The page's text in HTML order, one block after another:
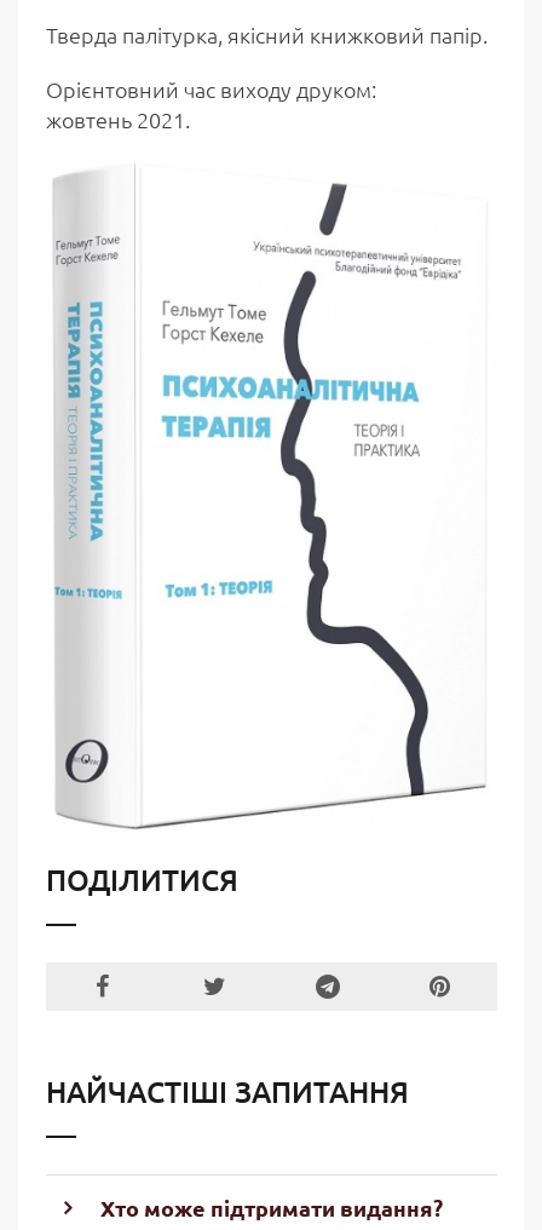
Тверда палітурка, якісний книжковий папір.
Орієнтовний час виходу друком:
жовтень 2021.
ПОДІЛИТИСЯ
НАЙЧАСТІШІ ЗАПИТАННЯ
Хто може підтримати видання?